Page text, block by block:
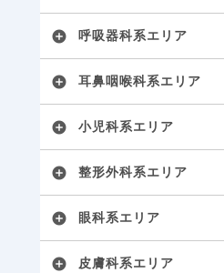
add_circle 呼吸器科系エリア
add_circle 耳鼻咽喉科系エリア
add_circle 小児科系エリア
add_circle 整形外科系エリア
add_circle 眼科系エリア
add_circle 皮膚科系エリア